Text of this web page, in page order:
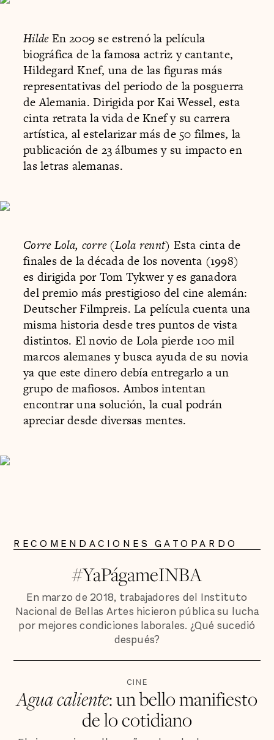
HildeEn 2009 se estrenó la película
biográfica de la famosa actriz y cantante,
Hildegard Knef, una de las figuras más
representativas del periodo de la posguerra
de Alemania. Dirigida por Kai Wessel, esta
cinta retrata la vida de Knef y su carrera
artística, al estelarizar más de 50 filmes, la
publicación de 23 álbumes y su impacto en
las letras alemanas.
Corre Lola, corre (Lola rennt) Esta cinta de
finales de la década de los noventa (1998)
es dirigida por Tom Tykwer y es ganadora
del premio más prestigioso del cine alemán:
Deutscher Filmpreis. La película cuenta una
misma historia desde tres puntos de vista
distintos. El novio de Lola pierde 100 mil
marcos alemanes y busca ayuda de su novia
ya que este dinero debía entregarlo a un
grupo de mafiosos. Ambos intentan
encontrar una solución, la cual podrán
apreciar desde diversas mentes.
RECOMENDACIONES GATOPARDO
#YaPágameINBA
En marzo de 2018, trabajadores del Instituto
Nacional de Bellas Artes hicieron pública su lucha
por mejores condiciones laborales. ¿Qué sucedió
después?
CINE
Agua caliente: un bello manifiesto
de lo cotidiano